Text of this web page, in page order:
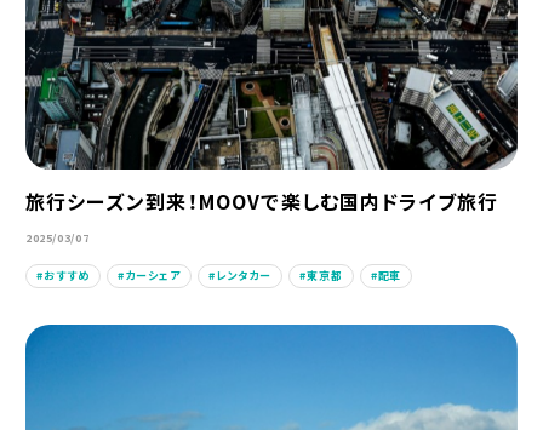
旅行シーズン到来！MOOVで楽しむ国内ドライブ旅行
2025/03/07
おすすめ カーシェア レンタカー 東京都 配車